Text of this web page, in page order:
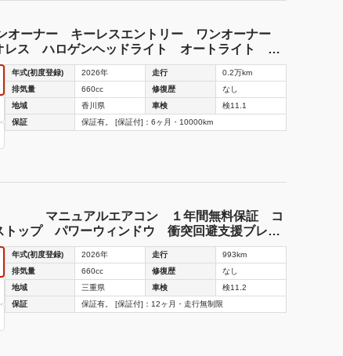
オーナー キーレスエントリー ワンオーナー
レス ハロゲンヘッドライト オートライト オ
トップ スマアシＩＩＩ
年式(初度登録) 2026年 走行
0.2万km
排気量
660cc 修復歴
なし
地域
香川県 車検
検11.1
保証
保証有。 [保証付]：6ヶ月・10000km
ニュアルエアコン １年間無料保証 コ
トップ パワーウィンドウ 衝突回避支援ブレー
脱警報 ワンオーナー キーレスキー ハイビ
試乗車 点検記録簿
年式(初度登録) 2026年 走行
993km
排気量
660cc 修復歴
なし
地域
三重県 車検
検11.2
保証
保証有。 [保証付]：12ヶ月・走行無制限